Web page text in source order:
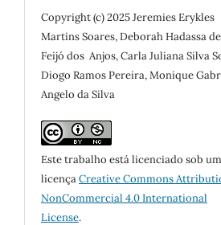
Copyright (c) 2025 Jeremies Erykles
Martins Soares, Deborah Hadassa
Feijó dos Anjos, Carla Juliana Silva
Diogo Ramos Pereira, Monique
Angelo da Silva
Este trabalho está licenciado sob
licençaCreative Commons
NonCommercial 4.0 International
License.